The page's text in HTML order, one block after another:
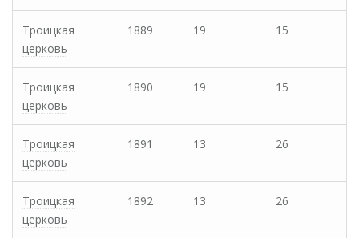
Троицкая
церковь
1889 19 15
Троицкая
церковь
1890 19 15
Троицкая
церковь
1891 13 26
Троицкая
церковь
1892 13 26